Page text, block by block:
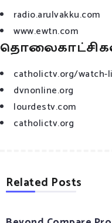
radio.arulvakku.com
www.ewtn.com
catholictv.org/watch-
dvnonline.org
lourdestv.com
catholictv.org
Related Posts